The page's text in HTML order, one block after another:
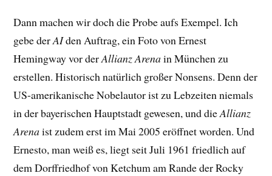
Dann machen wir doch die Probe aufs Exempel. Ich
gebe derAIden Auftrag, ein Foto von Ernest
Hemingway vor derAllianz Arenain München zu
erstellen. Historisch natürlich großer Nonsens. Denn der
US-amerikanische Nobelautor ist zu Lebzeiten niemals
in der bayerischen Hauptstadt gewesen, und dieAllianz
Arenaist zudem erst im Mai 2005 eröffnet worden. Und
Ernesto, man weiß es, liegt seit Juli 1961 friedlich auf
dem Dorffriedhof von Ketchum am Rande der Rocky